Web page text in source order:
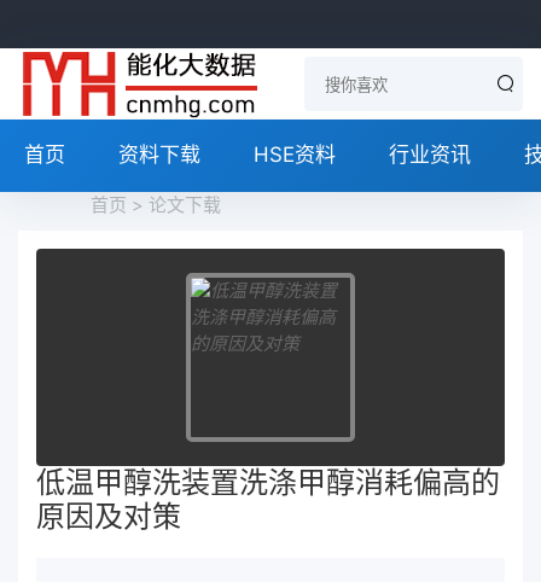
首页 资料下载 HSE资料 行业资讯
首页 > 论文下载
低温甲醇洗装置洗涤甲醇消耗偏高的
原因及对策